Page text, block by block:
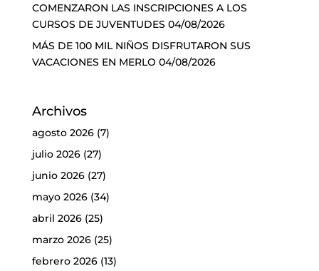
COMENZARON LAS INSCRIPCIONES A LOS
CURSOS DE JUVENTUDES 04/08/2026
MÁS DE 100 MIL NIÑOS DISFRUTARON SUS
VACACIONES EN MERLO 04/08/2026
Archivos
agosto 2026(7)
julio 2026(27)
junio 2026(27)
mayo 2026(34)
abril 2026(25)
marzo 2026(25)
febrero 2026(13)